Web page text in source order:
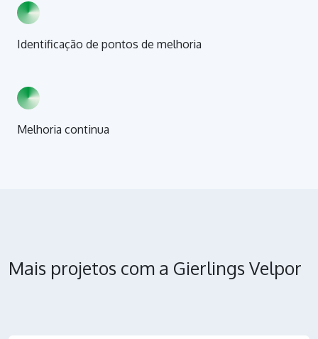
Identificação de pontos de melhoria
Melhoria continua
Mais projetos com a Gierlings Velpor